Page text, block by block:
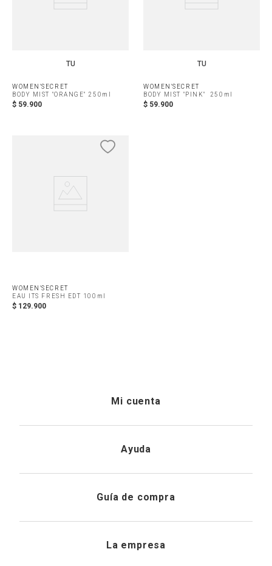
TU
WOMEN'SECRET
BODY MIST "ORANGE" 250ml
$ 59.900
TU
WOMEN'SECRET
BODY MIST "PINK" 250ml
$ 59.900
WOMEN'SECRET
EAU ITS FRESH EDT 100ml
$ 129.900
Mi cuenta
Registrarme
Historial de pedidos
Ayuda
Envíanos un email
Guía de compra
La empresa